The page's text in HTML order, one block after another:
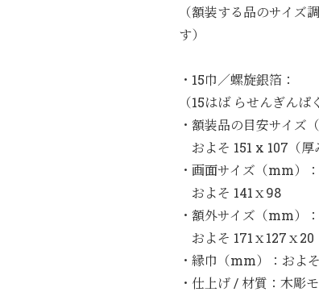
（額装する品のサイズ
す）
・15巾／螺旋銀箔：
（15はば らせんぎんぱ
・額装品の目安サイズ
およそ 151 x 107（厚
・画面サイズ（mm）：
およそ 141ｘ98
・額外サイズ（mm）：
およそ 171ｘ127ｘ20
・縁巾（mm）：およ
・仕上げ / 材質：木彫